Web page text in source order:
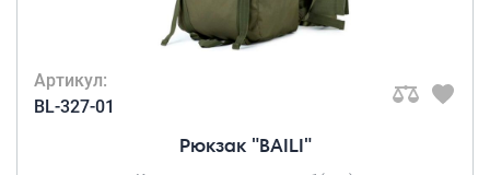
малочно-
Артикул:
BL-327-01
Рюкзак "BAILI"